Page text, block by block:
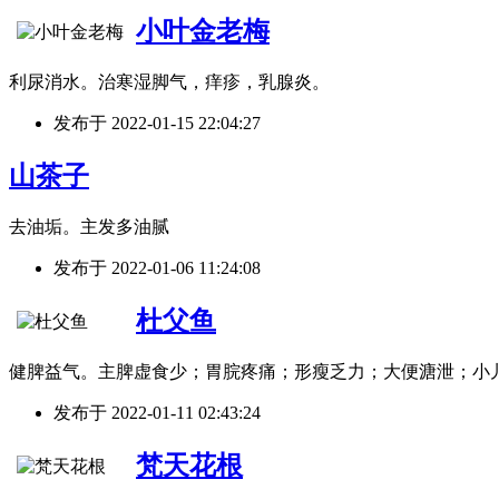
小叶金老梅
利尿消水。治寒湿脚气，痒疹，乳腺炎。
发布于 2022-01-15 22:04:27
山茶子
去油垢。主发多油腻
发布于 2022-01-06 11:24:08
杜父鱼
健脾益气。主脾虚食少；胃脘疼痛；形瘦乏力；大便溏泄；小
发布于 2022-01-11 02:43:24
梵天花根